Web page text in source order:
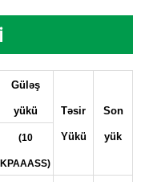
Güləş
yükü Təsir
Yükü
Son
yük
(10
KPAAASS)